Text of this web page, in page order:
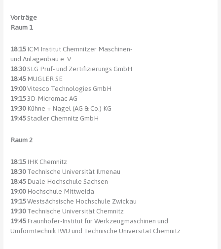
Vorträge
Raum 1
18:15ICM Institut Chemnitzer Maschinen-
und Anlagenbau e. V.
18:30SLG Prüf- und Zertifizierungs GmbH
18:45MUGLER SE
19:00Vitesco Technologies GmbH
19:153D-Micromac AG
19:30Kühne + Nagel (AG & Co.) KG
19:45Stadler Chemnitz GmbH
Raum 2
18:15IHK Chemnitz
18:30Technische Universität Ilmenau
18:45Duale Hochschule Sachsen
19:00Hochschule Mittweida
19:15Westsächsische Hochschule Zwickau
19:30Technische Universität Chemnitz
19:45Fraunhofer-Institut für Werkzeugmaschinen und
Umformtechnik IWU und Technische Universität Chemnitz